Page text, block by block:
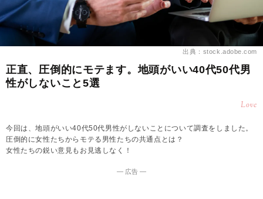
出典：stock.adobe.com
正直、圧倒的にモテます。地頭がいい40代50代男
性がしないこと5選
Love
今回は、地頭がいい40代50代男性がしないことについて調査をしました。
圧倒的に女性たちからモテる男性たちの共通点とは？
女性たちの鋭い意見もお見逃しなく！
― 広告 ―